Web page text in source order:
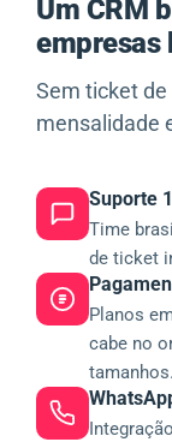
Um CRM
empresas
Sem ticket
mensalidade
Suporte
Time
de ticket
Planos
cabe no
tamanhos.